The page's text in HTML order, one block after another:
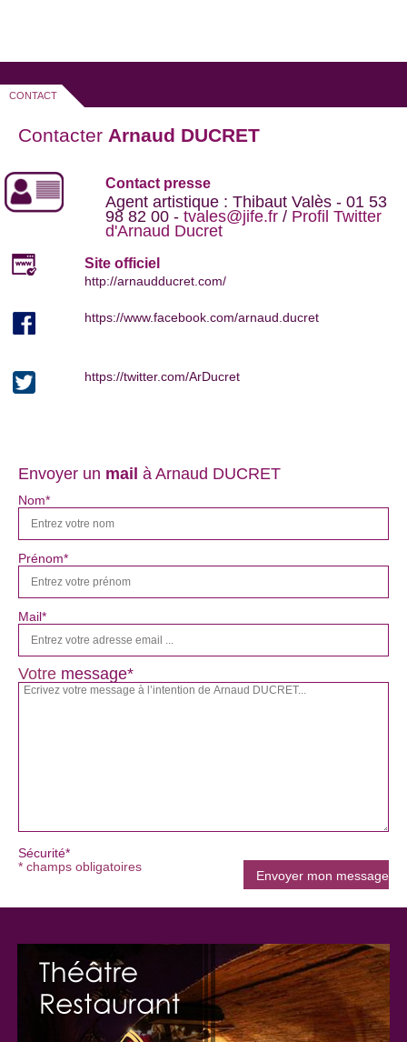
CONTACT
Contacter Arnaud DUCRET
Contact presse
Agent artistique : Thibaut Valès - 01 53
98 82 00 -tvales@jife.fr / Profil Twitter
d'Arnaud Ducret
Site officiel
http://arnaudducret.com/
https://www.facebook.com/arnaud.ducret
https://twitter.com/ArDucret
Envoyer un mail à Arnaud DUCRET
Nom*
Prénom*
Mail*
Votre message*
Sécurité*
* champs obligatoires